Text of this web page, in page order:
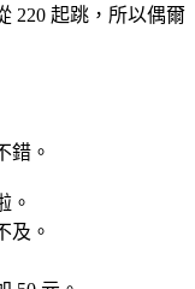
220 起跳，所以偶爾
錯。
。
及。